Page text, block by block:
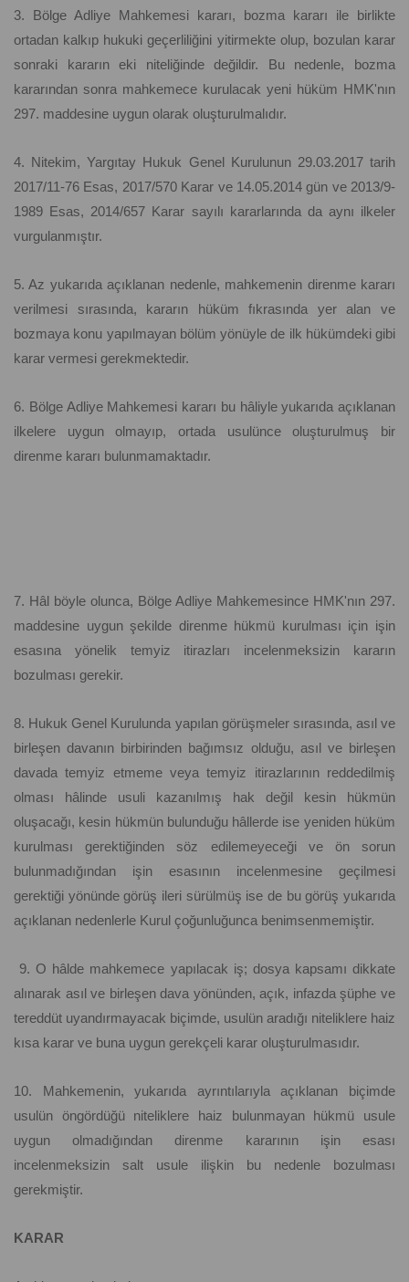
3. Bölge Adliye Mahkemesi kararı, bozma kararı ile birlikte
ortadan kalkıp hukuki geçerliliğini yitirmekte olup, bozulan karar
sonraki kararın eki niteliğinde değildir. Bu nedenle, bozma
kararından sonra mahkemece kurulacak yeni hüküm HMK'nın
297. maddesine uygun olarak oluşturulmalıdır.
4. Nitekim, Yargıtay Hukuk Genel Kurulunun 29.03.2017 tarih
2017/11-76 Esas, 2017/570 Karar ve 14.05.2014 gün ve 2013/9-
1989 Esas, 2014/657 Karar sayılı kararlarında da aynı ilkeler
vurgulanmıştır.
5. Az yukarıda açıklanan nedenle, mahkemenin direnme kararı
verilmesi sırasında, kararın hüküm fıkrasında yer alan ve
bozmaya konu yapılmayan bölüm yönüyle de ilk hükümdeki gibi
karar vermesi gerekmektedir.
6. Bölge Adliye Mahkemesi kararı bu hâliyle yukarıda açıklanan
ilkelere uygun olmayıp, ortada usulünce oluşturulmuş bir
direnme kararı bulunmamaktadır.
7. Hâl böyle olunca, Bölge Adliye Mahkemesince HMK'nın 297.
maddesine uygun şekilde direnme hükmü kurulması için işin
esasına yönelik temyiz itirazları incelenmeksizin kararın
bozulması gerekir.
8. Hukuk Genel Kurulunda yapılan görüşmeler sırasında, asıl ve
birleşen davanın birbirinden bağımsız olduğu, asıl ve birleşen
davada temyiz etmeme veya temyiz itirazlarının reddedilmiş
olması hâlinde usuli kazanılmış hak değil kesin hükmün
oluşacağı, kesin hükmün bulunduğu hâllerde ise yeniden hüküm
kurulması gerektiğinden söz edilemeyeceği ve ön sorun
bulunmadığından işin esasının incelenmesine geçilmesi
gerektiği yönünde görüş ileri sürülmüş ise de bu görüş yukarıda
açıklanan nedenlerle Kurul çoğunluğunca benimsenmemiştir.
9. O hâlde mahkemece yapılacak iş; dosya kapsamı dikkate
alınarak asıl ve birleşen dava yönünden, açık, infazda şüphe ve
tereddüt uyandırmayacak biçimde, usulün aradığı niteliklere haiz
kısa karar ve buna uygun gerekçeli karar oluşturulmasıdır.
10. Mahkemenin, yukarıda ayrıntılarıyla açıklanan biçimde
usulün öngördüğü niteliklere haiz bulunmayan hükmü usule
uygun olmadığından direnme kararının işin esası
incelenmeksizin salt usule ilişkin bu nedenle bozulması
gerekmiştir.
KARAR